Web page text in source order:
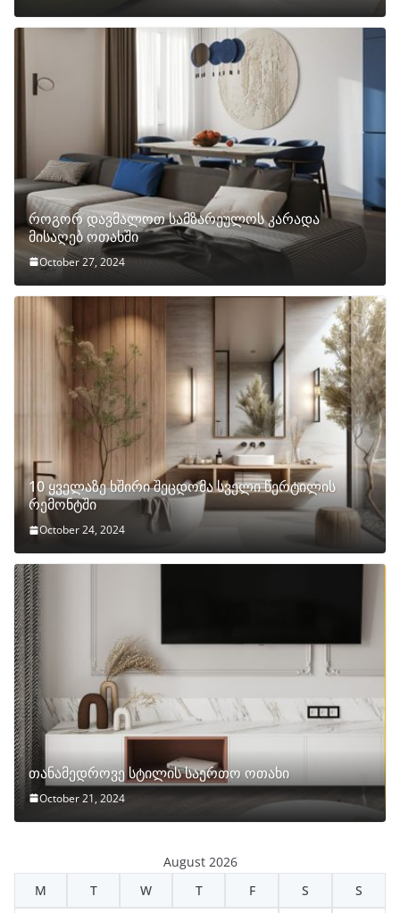
როგორ დავმალოთ სამზარეულოს კარადა
მისაღებ ოთახში
October 27, 2024
10 ყველაზე ხშირი შეცდომა სველი წერტილის
რემონტში
October 24, 2024
თანამედროვე სტილის საერთო ოთახი
October 21, 2024
August 2026
M
T W T F S S